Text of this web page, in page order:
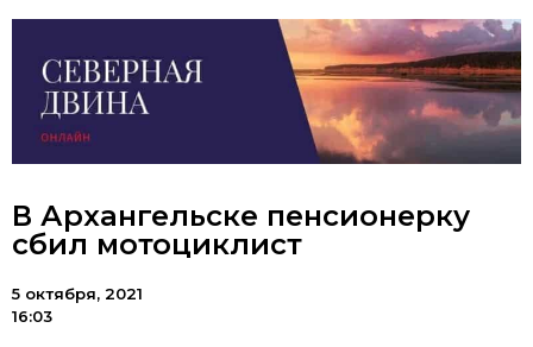
В Архангельске пенсионерку
сбил мотоциклист
5 октября, 2021
16:03